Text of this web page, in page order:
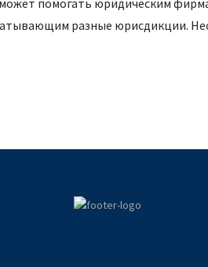
помогать юридическим
разные юрисдикции.